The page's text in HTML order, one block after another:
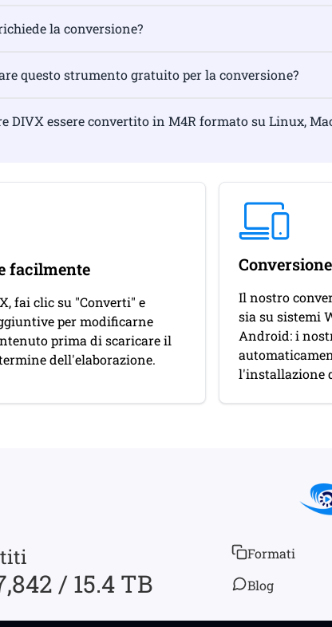
la conversione?
questo strumento gratuito per la conversione?
DIVX essere convertito in M4R formato su Linux,
facilmente
fai clic su "Converti" e
per modificarne
prima di scaricare il
dell'elaborazione.
Il nostro
sia su sistemi
Android: i
l'installazione
/ 15.4 TB
Formati
Blog